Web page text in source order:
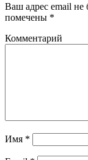
Ваш адрес email не
помечены *
Комментарий
Имя *